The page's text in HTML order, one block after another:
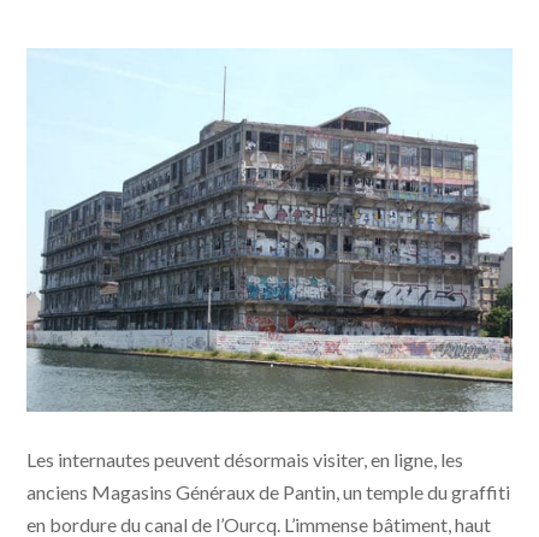
Les internautes peuvent désormais visiter, en ligne, les
anciens Magasins Généraux de Pantin, un temple du graffiti
en bordure du canal de l’Ourcq. L’immense bâtiment, haut